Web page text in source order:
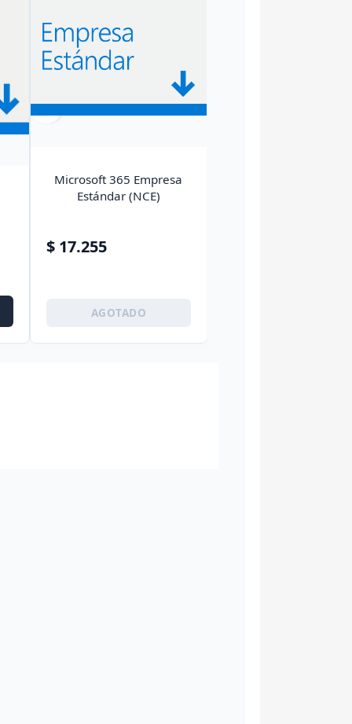
favorite_border
Microsoft 365 Empresa
Estándar (NCE)
$ 17.255
AGOTADO